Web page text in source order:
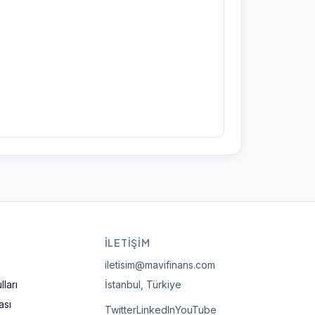
İLETIŞIM
iletisim@mavifinans.com
İstanbul, Türkiye
TwitterLinkedInYouTube